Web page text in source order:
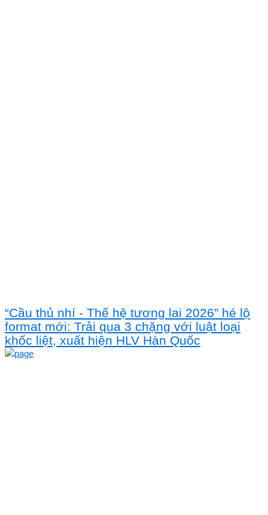
“Cầu thủ nhí - Thế hệ tương lai 2026” hé lộ
format mới: Trải qua 3 chặng với luật loại
khốc liệt, xuất hiện HLV Hàn Quốc